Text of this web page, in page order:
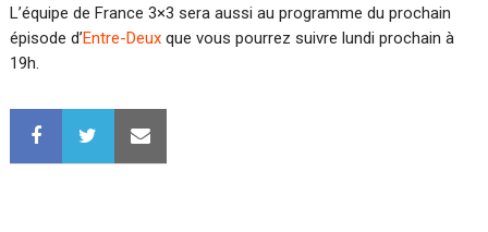
L’équipe de France 3×3 sera aussi au programme du prochain
épisode d’Entre-Deuxque vous pourrez suivre lundi prochain à
19h.